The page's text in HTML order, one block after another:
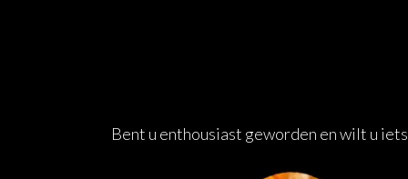
Bent u enthousiast geworden en wilt u